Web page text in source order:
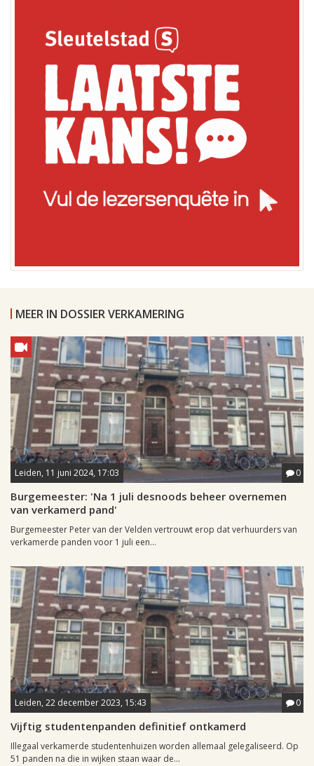
MEER IN DOSSIER VERKAMERING
Leiden, 11 juni 2024, 17:03 0
Burgemeester: 'Na 1 juli desnoods beheer overnemen
van verkamerd pand'
Burgemeester Peter van der Velden vertrouwt erop dat verhuurders van
verkamerde panden voor 1 juli een...
Leiden, 22 december 2023, 15:43 0
Vijftig studentenpanden definitief ontkamerd
Illegaal verkamerde studentenhuizen worden allemaal gelegaliseerd. Op
51 panden na die in wijken staan waar de...